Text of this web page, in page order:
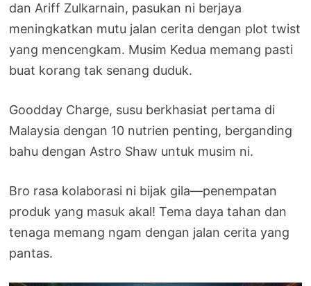
dan Ariff Zulkarnain, pasukan ni berjaya
meningkatkan mutu jalan cerita dengan plot twist
yang mencengkam. Musim Kedua memang pasti
buat korang tak senang duduk.
Goodday Charge, susu berkhasiat pertama di
Malaysia dengan 10 nutrien penting, berganding
bahu dengan Astro Shaw untuk musim ni.
Bro rasa kolaborasi ni bijak gila—penempatan
produk yang masuk akal! Tema daya tahan dan
tenaga memang ngam dengan jalan cerita yang
pantas.